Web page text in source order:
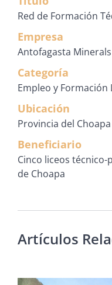
Red de Formación
Empresa
Antofagasta Minerals
Categoría
Empleo y Formación
Ubicación
Provincia del Choapa
Beneficiario
Cinco liceos
de Choapa
Artículos